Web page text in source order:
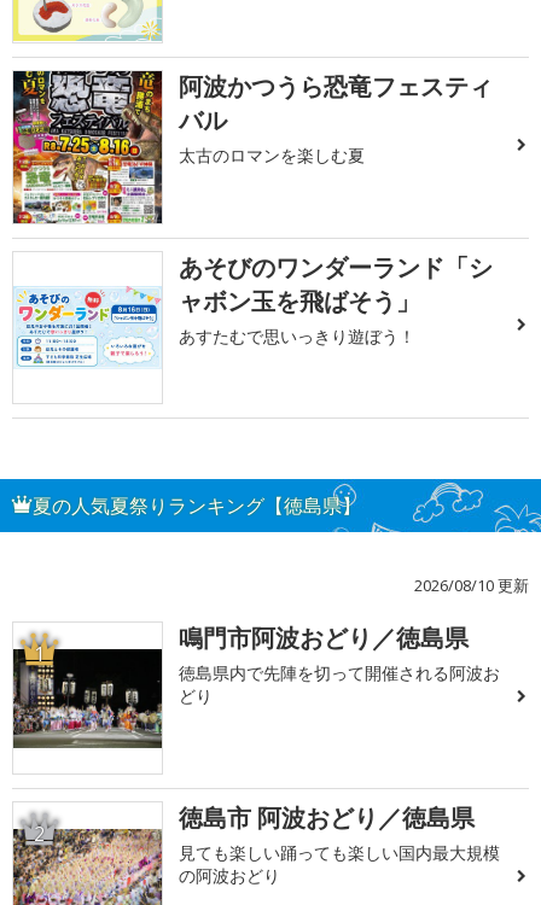
阿波かつうら恐竜フェスティ
バル
太古のロマンを楽しむ夏
あそびのワンダーランド「シ
ャボン玉を飛ばそう」
あすたむで思いっきり遊ぼう！
夏の人気夏祭りランキング【徳島県】
2026/08/10 更新
1 鳴門市阿波おどり／徳島県
徳島県内で先陣を切って開催される阿波お
どり
2 徳島市 阿波おどり／徳島県
見ても楽しい踊っても楽しい国内最大規模
の阿波おどり